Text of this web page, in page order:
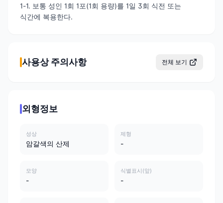
1-1. 보통 성인 1회 1포(1회 용량)를 1일 3회 식전 또는
식간에 복용한다.
사용상 주의사항 전체 보기
외형정보
성상
암갈색의 산제
제형
-
모양
-
식별표시(앞)
-